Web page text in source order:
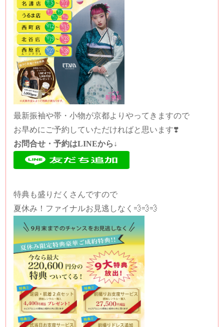
最新振袖や帯・小物が京都よりやってきますので
お早めにご予約していただければと思います❣️
お問合せ・予約はLINEから↓
特典も盛りだくさんですので
夏休み！ファイナルお見逃しなく💨💨💨